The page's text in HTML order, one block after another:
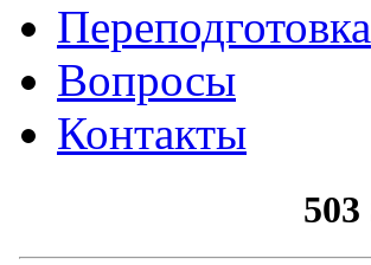
Переподготовка
Вопросы
Контакты